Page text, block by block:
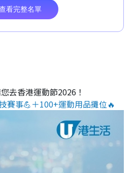
您去香港運動節2026！
賽事💪＋100+運動用品攤位🔥